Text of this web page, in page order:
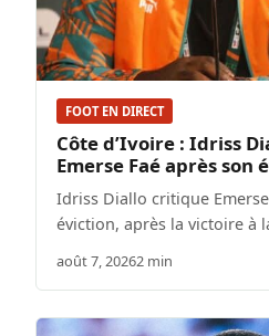
FOOT EN DIRECT
Côte d’Ivoire : Idriss
Emerse Faé après son
Idriss Diallo critique
éviction, après la victoire à
août 7, 20262 min